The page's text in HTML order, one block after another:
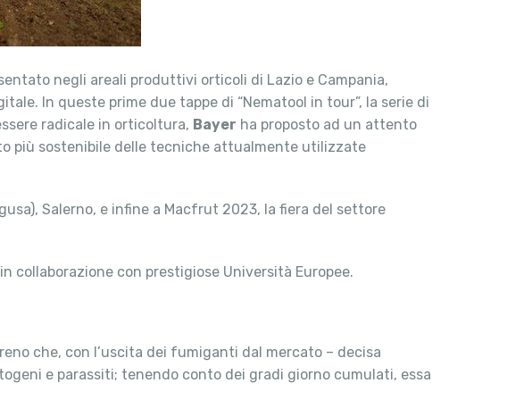
negli areali produttivi orticoli di Lazio e Campania,
In queste prime due tappe di “Nematool in tour”, la serie di
radicale in orticoltura, Bayer ha proposto ad un attento
più sostenibile delle tecniche attualmente utilizzate
Salerno, e infine a Macfrut 2023, la fiera del settore
collaborazione con prestigiose Università Europee.
che, con l’uscita dei fumiganti dal mercato – decisa
e parassiti; tenendo conto dei gradi giorno cumulati, essa